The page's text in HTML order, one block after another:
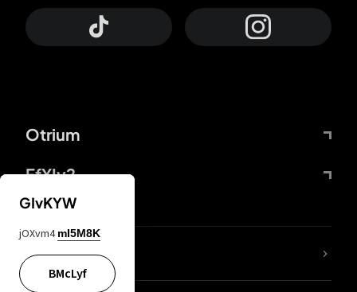
Otrium
FfYIy2
KIjvtr
GIvKYW
jOXvm4 mI5M8K
BMcLyf